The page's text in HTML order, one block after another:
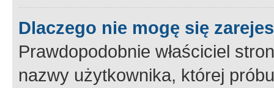
Dlaczego nie mogę się
Prawdopodobnie właściciel
nazwy użytkownika, której